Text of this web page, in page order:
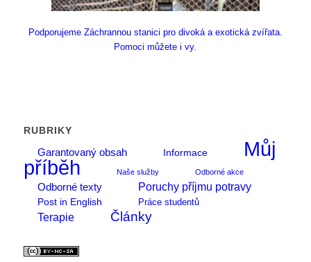
Podporujeme Záchrannou stanici pro divoká a exotická zvířata.
Pomoci můžete i vy.
RUBRIKY
Garantovaný obsah
Informace
Můj
příběh
Naše služby Odborné akce
Odborné texty Poruchy příjmu potravy
Post in English Práce studentů
Terapie Články